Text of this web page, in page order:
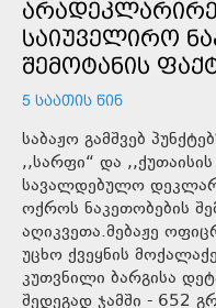
ᲡᲐᲘᲣᲕᲔᲚᲘᲠᲝ
ᲨᲔᲛᲝᲢᲐᲜᲘᲡ
5 ᲡᲐᲐᲗᲘᲡ ᲬᲘᲜ
საბაჟო გამშვებ
,,სარფი“ და
სავალდებულო
ოქროს ნაკეთობების
აღიკვეთა.მებაჟე
უცხო ქვეყნის
კუთვნილი ბარგისა
შედეგად ჯამში - 652